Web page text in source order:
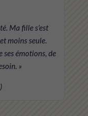
Ma fille s’est
moins seule.
ses émotions, de
»